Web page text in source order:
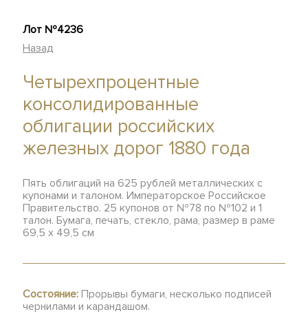
Лот №4236
Назад
Четырехпроцентные
консолидированные
облигации российских
железных дорог 1880 года
Пять облигаций на 625 рублей металлических с
купонами и талоном. Императорское Российское
Правительство. 25 купонов от №78 по №102 и 1
талон. Бумага, печать, стекло, рама, размер в раме
69,5 х 49,5 см
Состояние: Прорывы бумаги, несколько подписей
чернилами и карандашом.